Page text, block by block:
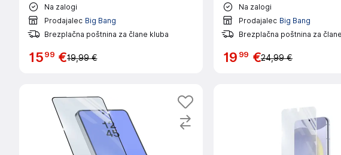
Na zalogi
Prodajalec Big Bang
Brezplačna poštnina za člane kluba
1599 €19,99 €
Na zalogi
Prodajalec Big Bang
Brezplačna poštnina za
19 99 €24,99 €